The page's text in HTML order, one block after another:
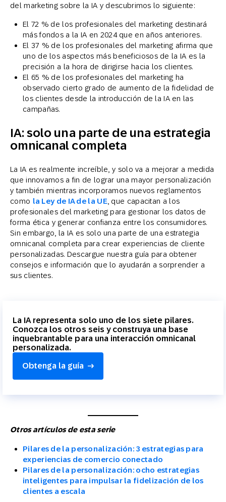
del marketing sobre la IA y descubrimos lo siguiente:
El 72 % de los profesionales del marketing destinará
más fondos a la IA en 2024 que en años anteriores.
El 37 % de los profesionales del marketing afirma que
uno de los aspectos más beneficiosos de la IA es la
precisión a la hora de dirigirse hacia los clientes.
El 65 % de los profesionales del marketing ha
observado cierto grado de aumento de la fidelidad de
los clientes desde la introducción de la IA en las
campañas.
IA: solo una parte de una estrategia
omnicanal completa
La IA es realmente increíble, y solo va a mejorar a medida
que innovamos a fin de lograr una mayor personalización
y también mientras incorporamos nuevos reglamentos
como la Ley de IA de la UE, que capacitan a los
profesionales del marketing para gestionar los datos de
forma ética y generar confianza entre los consumidores.
Sin embargo, la IA es solo una parte de una estrategia
omnicanal completa para crear experiencias de cliente
personalizadas. Descargue nuestra guía para obtener
consejos e información que lo ayudarán a sorprender a
sus clientes.
La IA representa solo uno de los siete pilares.
Conozca los otros seis y construya una base
inquebrantable para una interacción omnicanal
personalizada.
Obtenga la guía
Otros artículos de esta serie
Pilares de la personalización: 3 estrategias para
experiencias de comercio conectado
Pilares de la personalización: ocho estrategias
inteligentes para impulsar la fidelización de los
clientes a escala